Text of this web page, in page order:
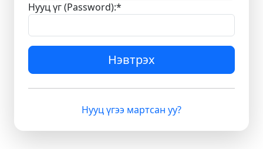
Нууц үг (Password):*
Нэвтрэх
Нууц үгээ мартсан уу?